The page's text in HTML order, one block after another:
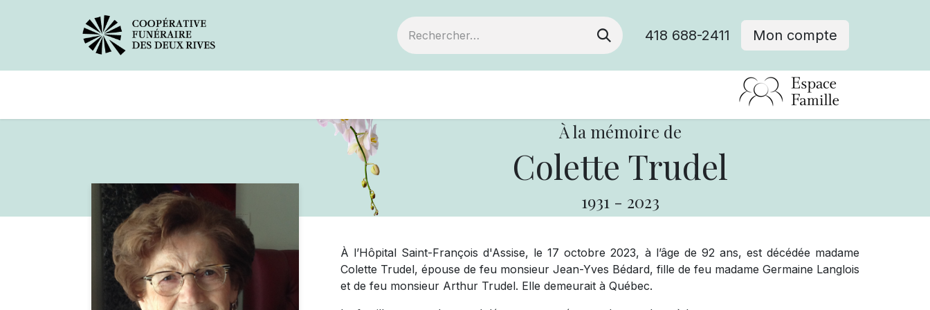
418 688-2411 Mon compte
À la mémoire de
Colette Trudel
1931 - 2023
À l’Hôpital Saint-François d'Assise, le 17 octobre 2023, à l’âge de 92 ans, est décédée madame
Colette Trudel, épouse de feu monsieur Jean-Yves Bédard, fille de feu madame Germaine Langlois
et de feu monsieur Arthur Trudel. Elle demeurait à Québec.